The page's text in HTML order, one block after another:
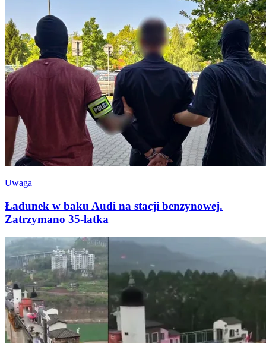
Uwaga
Ładunek w baku Audi na stacji benzynowej.
Zatrzymano 35-latka